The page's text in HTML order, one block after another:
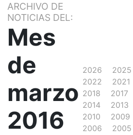
ARCHIVO DE
NOTICIAS DEL:
Mes
de
marzo
2016
2026 2025
2022
2021
2018
2017
2014
2013
2010
2009
2006
2005